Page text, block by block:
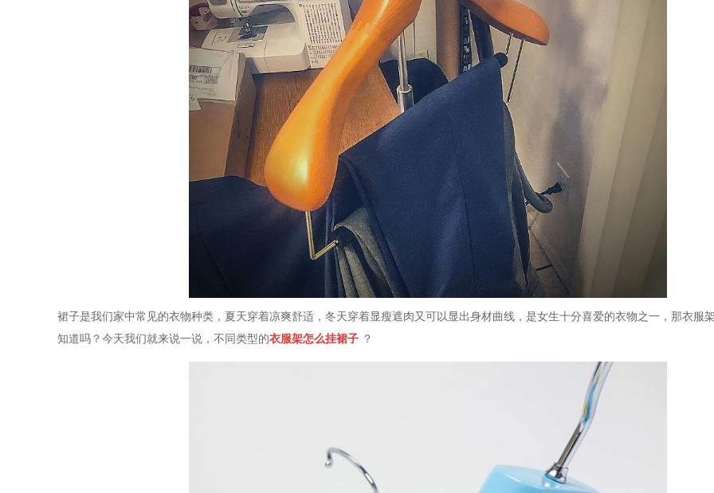
裙子是我们家中常见的衣物种类，夏天穿着凉爽舒适，冬天穿着显瘦遮肉又可以显出身材曲线，是女生十分喜爱的衣物之一，那衣服
知道吗？今天我们就来说一说，不同类型的衣服架怎么挂裙子 ？